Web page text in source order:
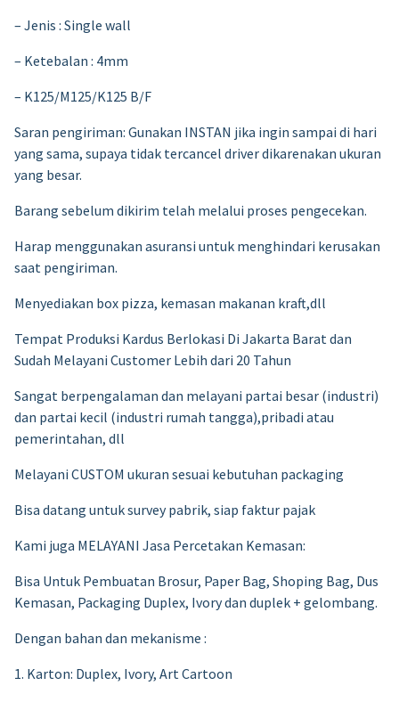
– Jenis : Single wall
– Ketebalan : 4mm
– K125/M125/K125 B/F
Saran pengiriman: Gunakan INSTAN jika ingin sampai di hari
yang sama, supaya tidak tercancel driver dikarenakan ukuran
yang besar.
Barang sebelum dikirim telah melalui proses pengecekan.
Harap menggunakan asuransi untuk menghindari kerusakan
saat pengiriman.
Menyediakan box pizza, kemasan makanan kraft,dll
Tempat Produksi Kardus Berlokasi Di Jakarta Barat dan
Sudah Melayani Customer Lebih dari 20 Tahun
Sangat berpengalaman dan melayani partai besar (industri)
dan partai kecil (industri rumah tangga),pribadi atau
pemerintahan, dll
Melayani CUSTOM ukuran sesuai kebutuhan packaging
Bisa datang untuk survey pabrik, siap faktur pajak
Kami juga MELAYANI Jasa Percetakan Kemasan:
Bisa Untuk Pembuatan Brosur, Paper Bag, Shoping Bag, Dus
Kemasan, Packaging Duplex, Ivory dan duplek + gelombang.
Dengan bahan dan mekanisme :
1. Karton: Duplex, Ivory, Art Cartoon